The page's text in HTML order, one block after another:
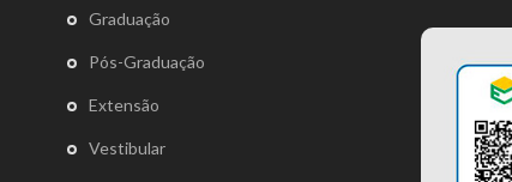
Graduação
Pós-Graduação
Extensão
Vestibular